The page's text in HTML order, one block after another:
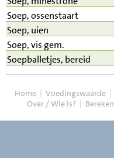
Soep, ossenstaart
Soep, uien
Soep, vis gem.
Soepballetjes, bereid
Home | Voedingswaarde |
Over / Wie is? | Bereken